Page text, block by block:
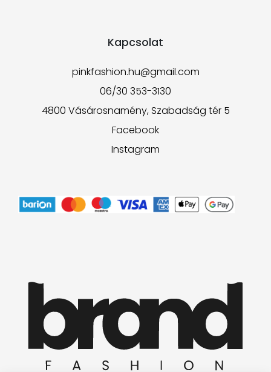
Kapcsolat
pinkfashion.hu@gmail.com
06/30 353-3130
4800 Vásárosnamény, Szabadság tér 5
Facebook
Instagram